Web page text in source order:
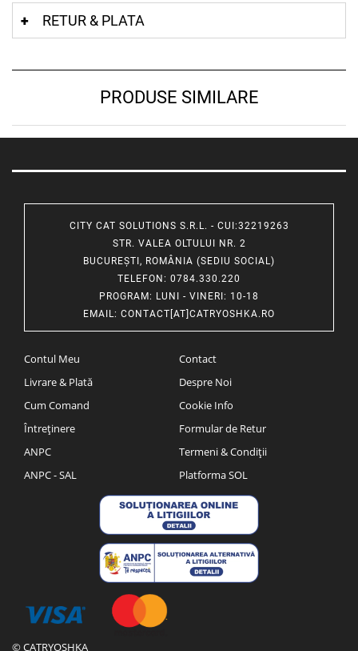
RETUR & PLATA
PRODUSE SIMILARE
CITY CAT SOLUTIONS S.R.L. - CUI:32219263
STR. VALEA OLTULUI NR. 2
BUCUREȘTI, ROMÂNIA (SEDIU SOCIAL)
TELEFON : 0784.330.220
PROGRAM: LUNI - VINERI: 10-18
EMAIL: CONTACT[AT]CATRYOSHKA.RO
Contul Meu
Livrare & Plată
Cum Comand
Întreținere
ANPC
ANPC - SAL
Contact
Despre Noi
Cookie Info
Formular de Retur
Termeni & Condiții
Platforma SOL
© CATRYOSHKA